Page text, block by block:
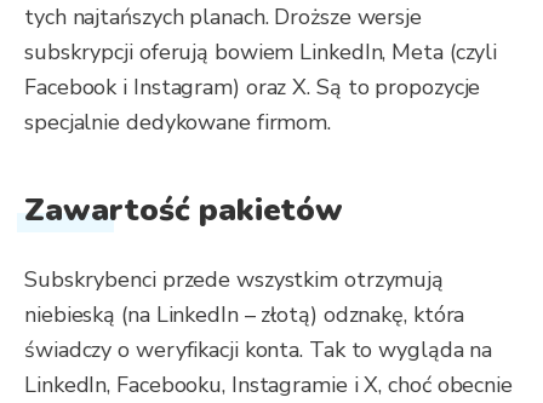
tych najtańszych planach. Droższe wersje
subskrypcji oferują bowiem LinkedIn, Meta (czyli
Facebook i Instagram) oraz X. Są to propozycje
specjalnie dedykowane firmom.
Zawartość pakietów
Subskrybenci przede wszystkim otrzymują
niebieską (na LinkedIn – złotą) odznakę, która
świadczy o weryfikacji konta. Tak to wygląda na
LinkedIn, Facebooku, Instagramie i X, choć obecnie